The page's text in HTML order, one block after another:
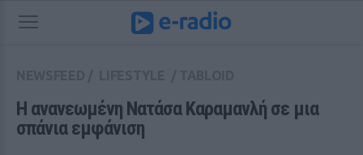
Η ανανεωμένη Νατάσα Καραμανλή σε μια
σπάνια εμφάνιση